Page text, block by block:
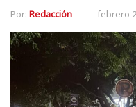
Por: Redacción febrero